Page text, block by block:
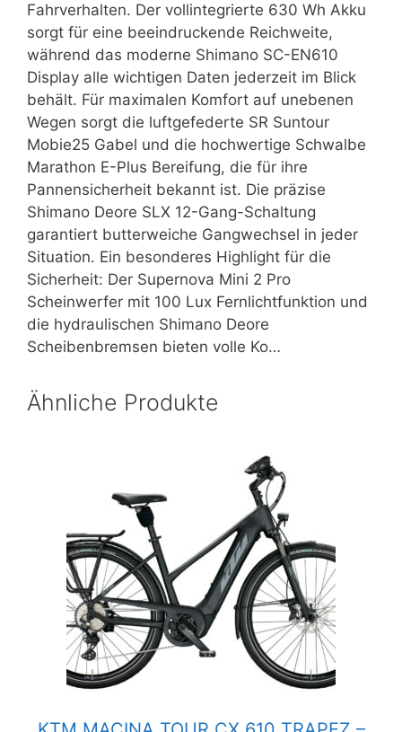
Fahrverhalten. Der vollintegrierte 630 Wh Akku
sorgt für eine beeindruckende Reichweite,
während das moderne Shimano SC-EN610
Display alle wichtigen Daten jederzeit im Blick
behält. Für maximalen Komfort auf unebenen
Wegen sorgt die luftgefederte SR Suntour
Mobie25 Gabel und die hochwertige Schwalbe
Marathon E-Plus Bereifung, die für ihre
Pannensicherheit bekannt ist. Die präzise
Shimano Deore SLX 12-Gang-Schaltung
garantiert butterweiche Gangwechsel in jeder
Situation. Ein besonderes Highlight für die
Sicherheit: Der Supernova Mini 2 Pro
Scheinwerfer mit 100 Lux Fernlichtfunktion und
die hydraulischen Shimano Deore
Scheibenbremsen bieten volle Ko…
Ähnliche Produkte